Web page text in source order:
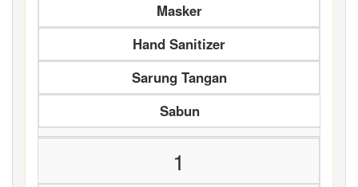
Masker
Hand Sanitizer
Sarung Tangan
Sabun
1